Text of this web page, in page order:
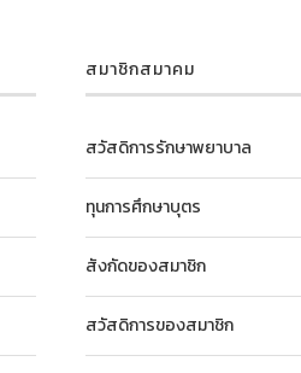
สมาชิกสมาคม
สวัสดิการรักษาพยาบาล
ทุนการศึกษาบุตร
สังกัดของสมาชิก
สวัสดิการของสมาชิก